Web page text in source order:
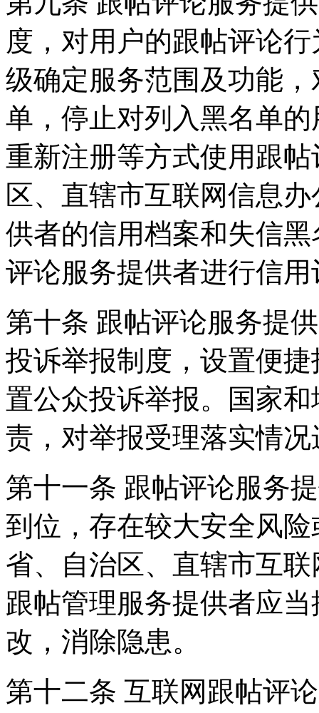
度，对用户的跟帖评论
级确定服务范围及功能
单，停止对列入黑名单
重新注册等方式使用跟
区、直辖市互联网信息
供者的信用档案和失信
评论服务提供者进行信用
第十条 跟帖评论服务提
投诉举报制度，设置便
置公众投诉举报。国家
责，对举报受理落实情
第十一条 跟帖评论服务
到位，存在较大安全风
省、自治区、直辖市互
跟帖管理服务提供者应
改，消除隐患。
第十二条 互联网跟帖评